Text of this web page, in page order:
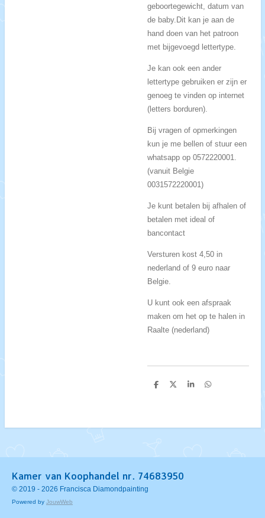
geboortegewicht, datum van
de baby.Dit kan je aan de
hand doen van het patroon
met bijgevoegd lettertype.
Je kan ook een ander
lettertype gebruiken er zijn er
genoeg te vinden op internet
(letters borduren).
Bij vragen of opmerkingen
kun je me bellen of stuur een
whatsapp op 0572220001.
(vanuit Belgie
0031572220001)
Je kunt betalen bij afhalen of
betalen met ideal of
bancontact
Versturen kost 4,50 in
nederland of 9 euro naar
Belgie.
U kunt ook een afspraak
maken om het op te halen in
Raalte (nederland)
D
D
S
D
Kamer van Koophandel nr. 74683950
© 2019 - 2026 Francisca Diamondpainting
Powered by JouwWeb